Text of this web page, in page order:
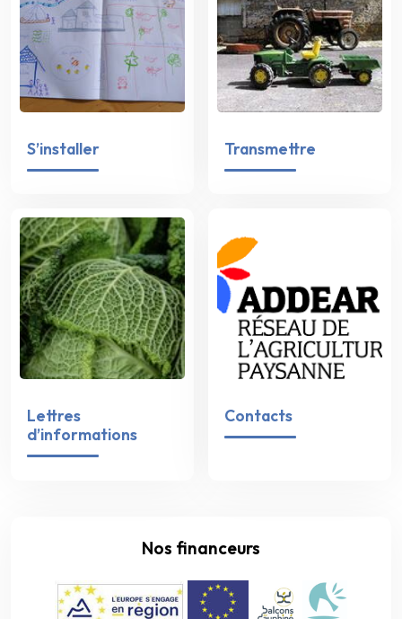
S’installer Transmettre
Lettres
d’informations
Contacts
Nos financeurs